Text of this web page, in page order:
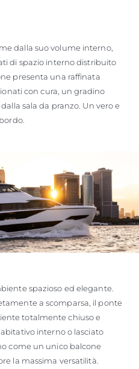
dalla suo volume interno,
di spazio interno distribuito
presenta una raffinata
con cura, un gradino
sala da pranzo. Un vero e
spazioso ed elegante.
a scomparsa, il ponte
totalmente chiuso e
interno o lasciato
come un unico balcone
la massima versatilità.